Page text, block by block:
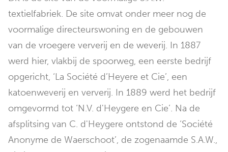
textielfabriek. De site omvat onder meer nog de
voormalige directeurswoning en de gebouwen
van de vroegere ververij en de weverij. In 1887
werd hier, vlakbij de spoorweg, een eerste bedrijf
opgericht, ‘La Société d’Heyere et Cie’, een
katoenweverij en ververij. In 1889 werd het bedrijf
omgevormd tot ‘N.V. d'Heygere en Cie’. Na de
afsplitsing van C. d'Heygere ontstond de ‘Société
Anonyme de Waerschoot’, de zogenaamde S.A.W.,